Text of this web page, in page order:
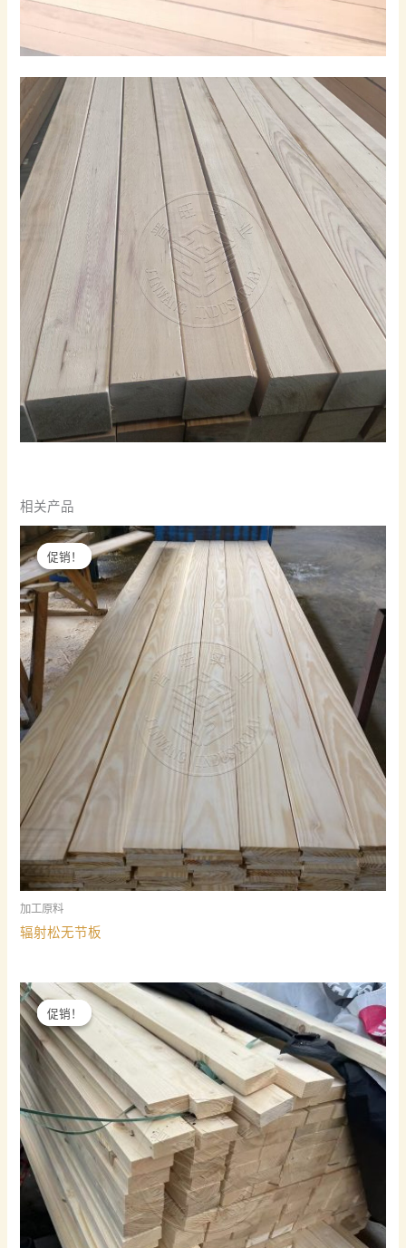
相关产品
促销！
促销！
加工原料
辐射松无节板
促销！
促销！